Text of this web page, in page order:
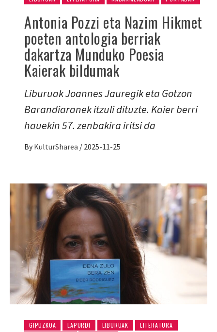
Antonia Pozzi eta Nazim Hikmet
poeten antologia berriak
dakartza Munduko Poesia
Kaierak bildumak
Liburuak Joannes Jauregik eta Gotzon
Barandiaranek itzuli dituzte. Kaier berri
hauekin 57. zenbakira iritsi da
By KulturSharea / 2025-11-25
GIPUZKOA LAPURDI LIBURUAK
LITERATURA